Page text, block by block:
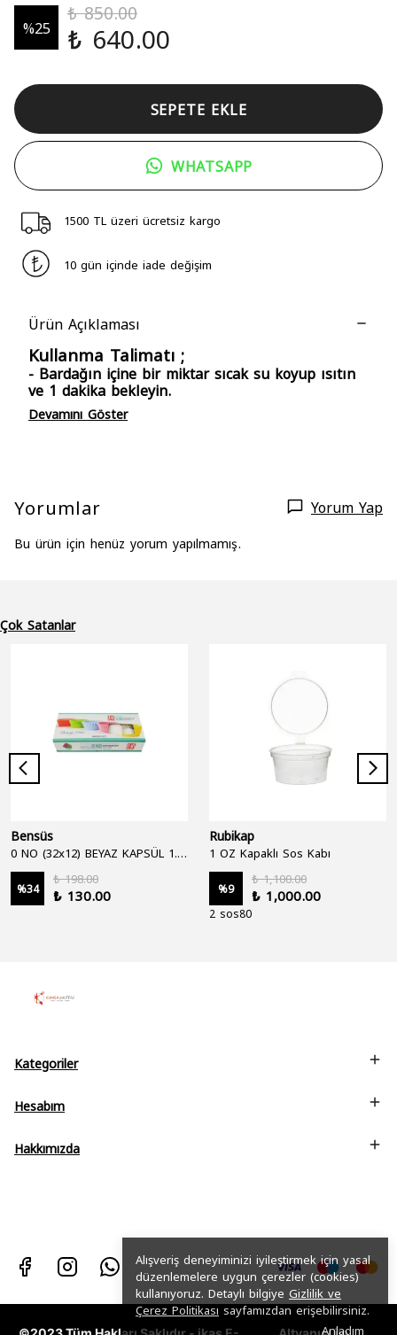
Alışveriş deneyiminizi iyileştirmek için yasal
düzenlemelere uygun çerezler (cookies)
kullanıyoruz. Detaylı bilgiye Gizlilik ve
Çerez Politikası sayfamızdan erişebilirsiniz.
Anladım
%25
₺ 850.00
₺ 640.00
SEPETE EKLE
WHATSAPP
1500 TL üzeri ücretsiz kargo
10 gün içinde iade değişim
Ürün Açıklaması
Kullanma Talimatı ;
- Bardağın içine bir miktar sıcak su koyup ısıtın
ve 1 dakika bekleyin.
Devamını Göster
Yorumlar Yorum Yap
Bu ürün için henüz yorum yapılmamış.
Çok Satanlar
Bensüs
%34
₺ 198.00
₺ 130.00
Rubikap
1 OZ Kapaklı Sos Kabı
%9
₺ 1,100.00
₺ 1,000.00
2 sos80
Kategoriler
Hesabım
Hakkımızda